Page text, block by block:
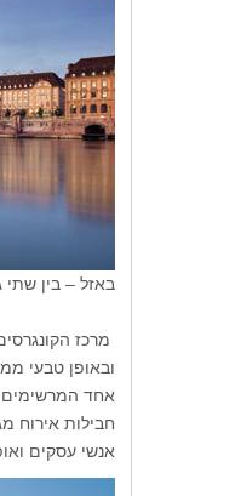
באזל – בין שתי
מרכז
ובאופן טבעי
חבילות אירוח
אנשי עסקים